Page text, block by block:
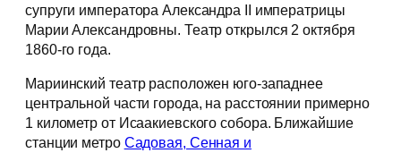
супруги императора Александра II императрицы
Марии Александровны. Театр открылся 2 октября
1860-го года.
Мариинский театр расположен юго-западнее
центральной части города, на расстоянии примерно
1 километр от Исаакиевского собора. Ближайшие
станции метро Садовая, Сенная и